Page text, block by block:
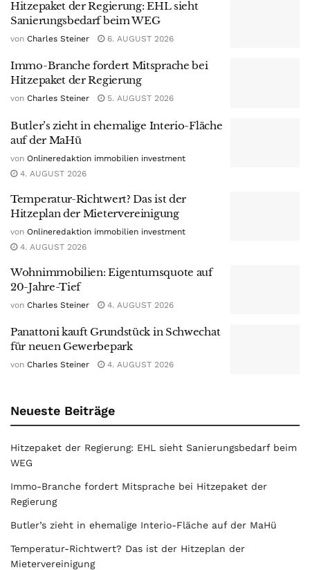
Hitzepaket der Regierung: EHL sieht
Sanierungsbedarf beim WEG
von Charles Steiner 6. AUGUST 2026
Immo-Branche fordert Mitsprache bei
Hitzepaket der Regierung
von Charles Steiner 5. AUGUST 2026
Butler’s zieht in ehemalige Interio-Fläche
auf der MaHü
von Onlineredaktion immobilien investment
4. AUGUST 2026
Temperatur-Richtwert? Das ist der
Hitzeplan der Mietervereinigung
von Onlineredaktion immobilien investment
4. AUGUST 2026
Wohnimmobilien: Eigentumsquote auf
20-Jahre-Tief
von Charles Steiner 4. AUGUST 2026
Panattoni kauft Grundstück in Schwechat
für neuen Gewerbepark
von Charles Steiner 4. AUGUST 2026
Neueste Beiträge
Hitzepaket der Regierung: EHL sieht Sanierungsbedarf beim
WEG
Immo-Branche fordert Mitsprache bei Hitzepaket der
Regierung
Butler’s zieht in ehemalige Interio-Fläche auf der MaHü
Temperatur-Richtwert? Das ist der Hitzeplan der
Mietervereinigung